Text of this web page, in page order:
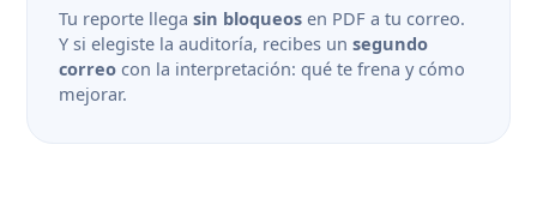
Tu reporte llega sin bloqueos en PDF a tu correo.
Y si elegiste la auditoría, recibes un segundo
correo con la interpretación: qué te frena y cómo
mejorar.